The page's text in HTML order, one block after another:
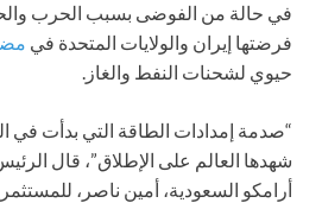
في حالة من الفوضى بسبب الحرب
فرضتها إيران والولايات المتحدة في
حيوي لشحنات النفط والغاز.
“صدمة إمدادات الطاقة التي بدأت في
شهدها العالم على الإطلاق”، قال
أرامكو السعودية، أمين ناصر،